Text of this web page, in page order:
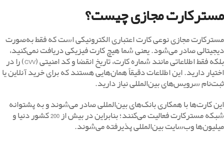
مسترکارت مجازی چیست؟
مسترکارت مجازی نوعی کارت اعتباری الکترونیکی است که فقط به‌صورت
دیجیتالی صادر می‌شود. یعنی شما هیچ کارت فیزیکی دریافت نمی‌کنید،
بلکه فقط اطلاعاتی مانند شماره کارت، تاریخ انقضا و کد امنیتی (CVV) را در
اختیار دارید. این اطلاعات دقیقاً همان‌هایی هستند که برای خرید آنلاین یا
ثبت‌نام سرویس‌های بین‌المللی نیاز دارید.
این کارت‌ها با همکاری بانک‌های بین‌المللی صادر می‌شوند و به پشتوانه
شبکه مسترکارت فعالیت می‌کنند؛ بنابراین در بیش از 200 کشور دنیا و
میلیون‌ها وب‌سایت بین‌المللی پذیرفته می‌شوند.